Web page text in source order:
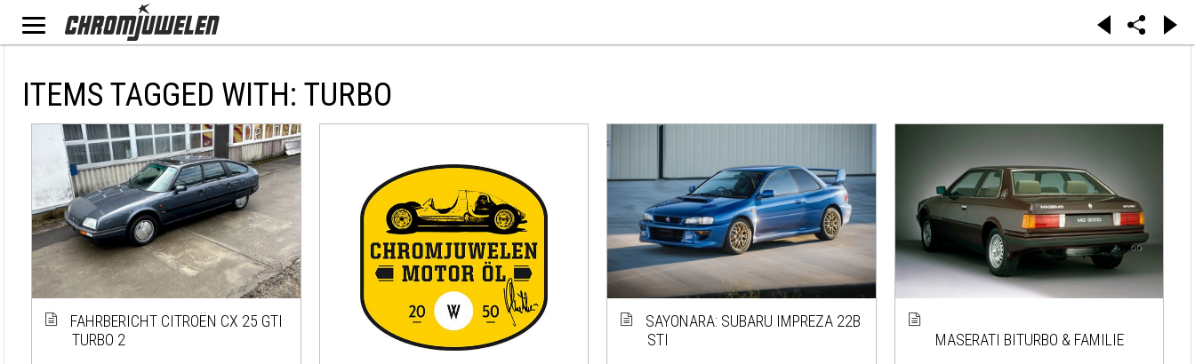
ITEMS TAGGED WITH: TURBO
FAHRBERICHT CITROËN CX 25 GTI
TURBO 2
SAYONARA: SUBARU IMPREZA 22B
STI
MASERATI BITURBO & FAMILIE